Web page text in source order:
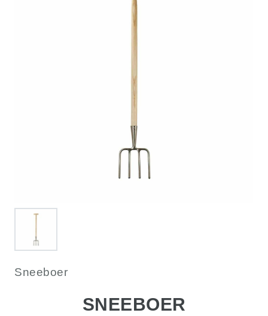
Sneeboer
SNEEBOER